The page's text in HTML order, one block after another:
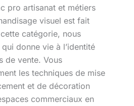
pro artisanat et métiers
visuel est fait
catégorie, nous
donne vie à l’identité
de vente. Vous
les techniques de mise
et de décoration
commerciaux en